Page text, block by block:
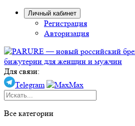
Личный кабинет
Регистрация
Авторизация
Для связи:
Telegram
Max
Все категории